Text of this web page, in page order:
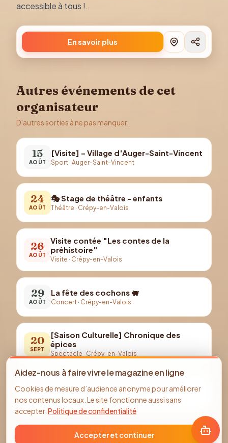
accessible à tous !.
En savoir plus
Autres événements de cet
organisateur
D'autres sorties à ne pas manquer.
15
AOÛT
[Visite] – Village d'Auger-Saint-Vincent
Sport · Auger-Saint-Vincent
24
AOÛT
🎭 Stage de théâtre - enfants
Théâtre · Crépy-en-Valois
26
AOÛT
Visite contée "Les contes de la
préhistoire"
Visite · Crépy-en-Valois
29
AOÛT
La fête des cochons 🐖
Concert · Crépy-en-Valois
20
SEPT
[Saison Culturelle] Chronique des
épices
Spectacle · Crépy-en-Valois
25 [Conférence] les Jeudis du musée 🏹
Conférence Crépy-en-Valois
Aidez-nous à faire vivre le magazine en ligne
Cookies de mesure d’audience anonyme pour améliorer
nos contenus locaux. Le site fonctionne aussi sans
accepter. Politique de confidentialité
Accepter et continuer